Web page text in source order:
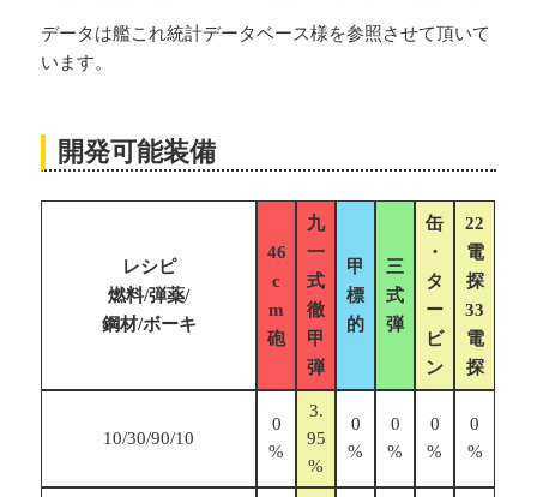
データは艦これ統計データベース様を参照させて頂いて
います。
開発可能装備
レシピ
燃料/弾薬/
鋼材/ボーキ
46
c
m
砲
九
一
式
徹
甲
弾
甲
標
的
三
式
弾
缶
・
タ
ー
ビ
ン
22
電
探
33
電
探
10/30/90/10
0
%
3.
95
%
0
%
0
%
0
%
0
%